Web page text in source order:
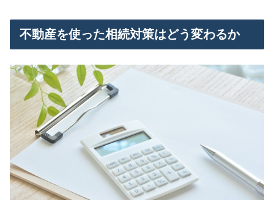
不動産を使った相続対策はどう変わるか